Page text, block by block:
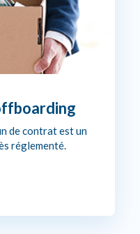
de contrat est un
réglementé.